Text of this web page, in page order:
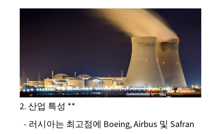
2. 산업 특성 **
- 러시아는 최고점에 Boeing, Airbus 및 Safran